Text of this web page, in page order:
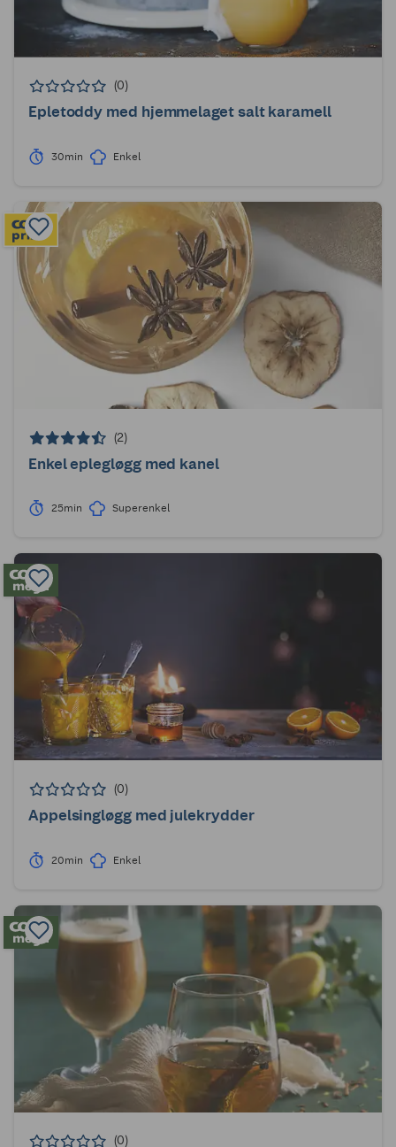
(0)
Epletoddy med hjemmelaget salt karamell
30min Enkel
(2)
Enkel eplegløgg med kanel
25min Superenkel
(0)
Appelsingløgg med julekrydder
20min Enkel
(0)